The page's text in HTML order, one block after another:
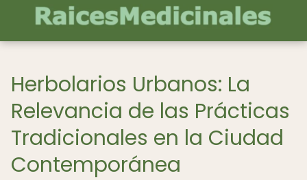
Herbolarios Urbanos: La
Relevancia de las Prácticas
Tradicionales en la Ciudad
Contemporánea